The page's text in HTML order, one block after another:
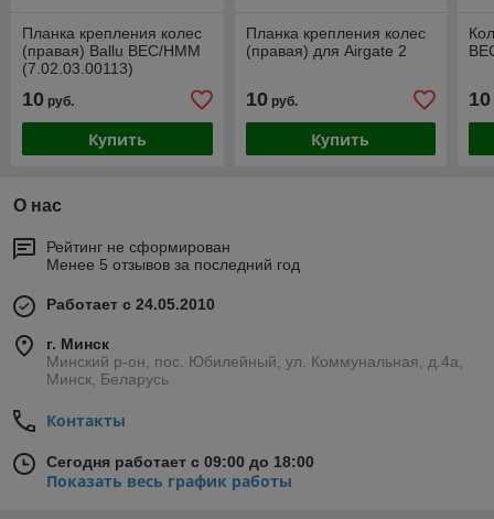
Планка крепления колес
(правая) Ballu BEC/HMM
(7.02.03.00113)
10 руб.
Купить
Планка крепления колес
(правая) для Airgate 2
10руб.
Купить
10
О нас
Рейтинг не сформирован
Менее 5 отзывов за последний год
Работает с 24.05.2010
г. Минск
Минский р-он, пос. Юбилейный, ул. Коммунальная, д.4а,
Минск, Беларусь
Контакты
Сегодня работает с 09:00 до 18:00
Показать весь график работы